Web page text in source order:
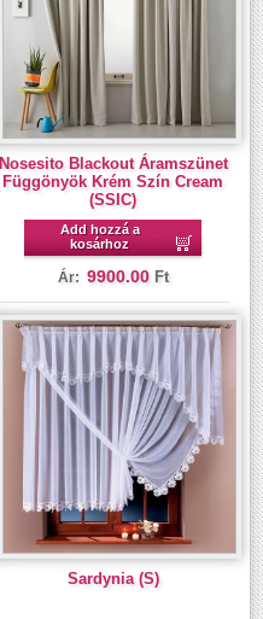
Nosesito Blackout Áramszünet
Függönyök Krém Szín Cream
(SSIC)
Add hozzá a
kosárhoz
Ár: 9900.00 Ft
Sardynia (S)